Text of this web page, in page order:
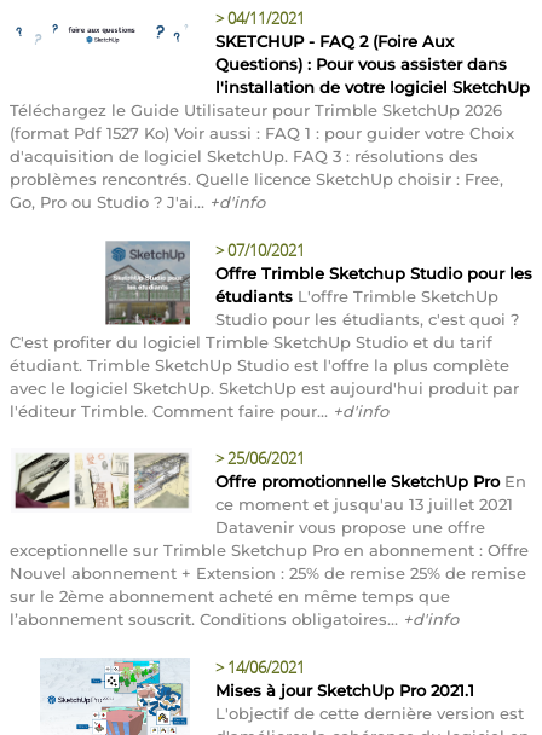
>04/11/2021
SKETCHUP - FAQ 2 (Foire Aux
Questions) : Pour vous assister dans
l'installation de votre logiciel SketchUp
Téléchargez le Guide Utilisateur pour Trimble SketchUp 2026
(format Pdf 1527 Ko) Voir aussi : FAQ 1 : pour guider votre Choix
d'acquisition de logiciel SketchUp. FAQ 3 : résolutions des
problèmes rencontrés. Quelle licence SketchUp choisir : Free,
Go, Pro ou Studio ? J'ai... +d'info
>07/10/2021
Offre Trimble Sketchup Studio pour les
étudiants L'offre Trimble SketchUp
Studio pour les étudiants, c'est quoi ?
C'est profiter du logiciel Trimble SketchUp Studio et du tarif
étudiant. Trimble SketchUp Studio est l'offre la plus complète
avec le logiciel SketchUp. SketchUp est aujourd'hui produit par
l'éditeur Trimble. Comment faire pour... +d'info
>25/06/2021
Offre promotionnelle SketchUp ProEn
ce moment et jusqu'au 13 juillet 2021
Datavenir vous propose une offre
exceptionnelle sur Trimble Sketchup Pro en abonnement : Offre
Nouvel abonnement + Extension : 25% de remise 25% de remise
sur le 2ème abonnement acheté en même temps que
l’abonnement souscrit. Conditions obligatoires... +d'info
> 14/06/2021
Mises à jour SketchUp Pro 2021.1
L'objectif de cette dernière version est